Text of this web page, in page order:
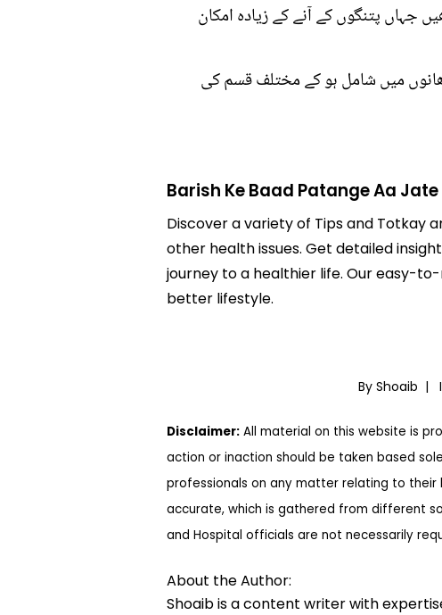
پتنگوں کے آنے کے زیادہ امکان
میں شامل ہو کے مختلف قسم کی
Barish Ke Baad Patange Aa Jate
Discover a variety of Tips and Totkay
other health issues. Get detailed
journey to a healthier life. Our easy-
better lifestyle.
By Shoaib |
Disclaimer: All material on this website is
action or inaction should be taken based
professionals on any matter relating to
accurate, which is gathered from different
and Hospital officials are not necessarily
About the Author:
Shoaib is a content writer with